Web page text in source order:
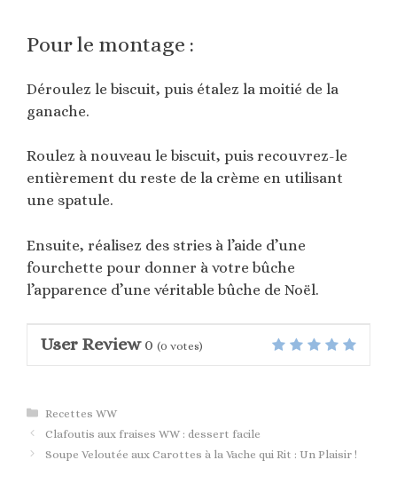
Pour le montage :
Déroulez le biscuit, puis étalez la moitié de la
ganache.
Roulez à nouveau le biscuit, puis recouvrez-le
entièrement du reste de la crème en utilisant
une spatule.
Ensuite, réalisez des stries à l’aide d’une
fourchette pour donner à votre bûche
l’apparence d’une véritable bûche de Noël.
User Review 0 (0 votes)
Catégories
Recettes WW
Clafoutis aux fraises WW : dessert facile
Soupe Veloutée aux Carottes à la Vache qui Rit : Un Plaisir !